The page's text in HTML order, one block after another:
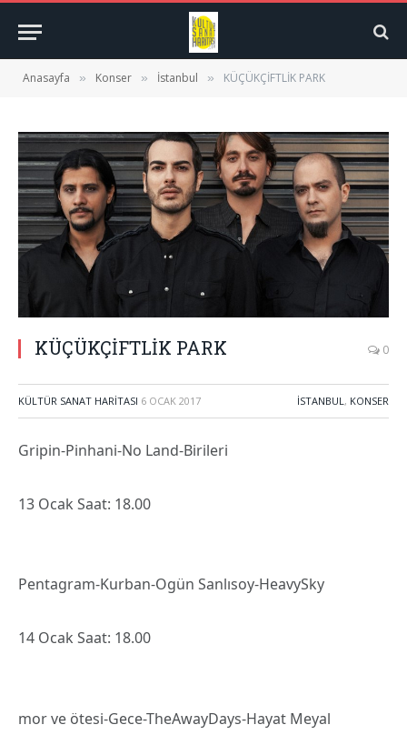
Anasayfa » Konser » İstanbul » KÜÇÜKÇİFTLİK PARK
KÜÇÜKÇİFTLİK PARK 0
KÜLTÜR SANAT HARITASI 6 OCAK 2017 İSTANBUL, KONSER
Gripin-Pinhani-No Land-Birileri
13 Ocak Saat: 18.00
Pentagram-Kurban-Ogün Sanlısoy-HeavySky
14 Ocak Saat: 18.00
mor ve ötesi-Gece-TheAwayDays-Hayat Meyal